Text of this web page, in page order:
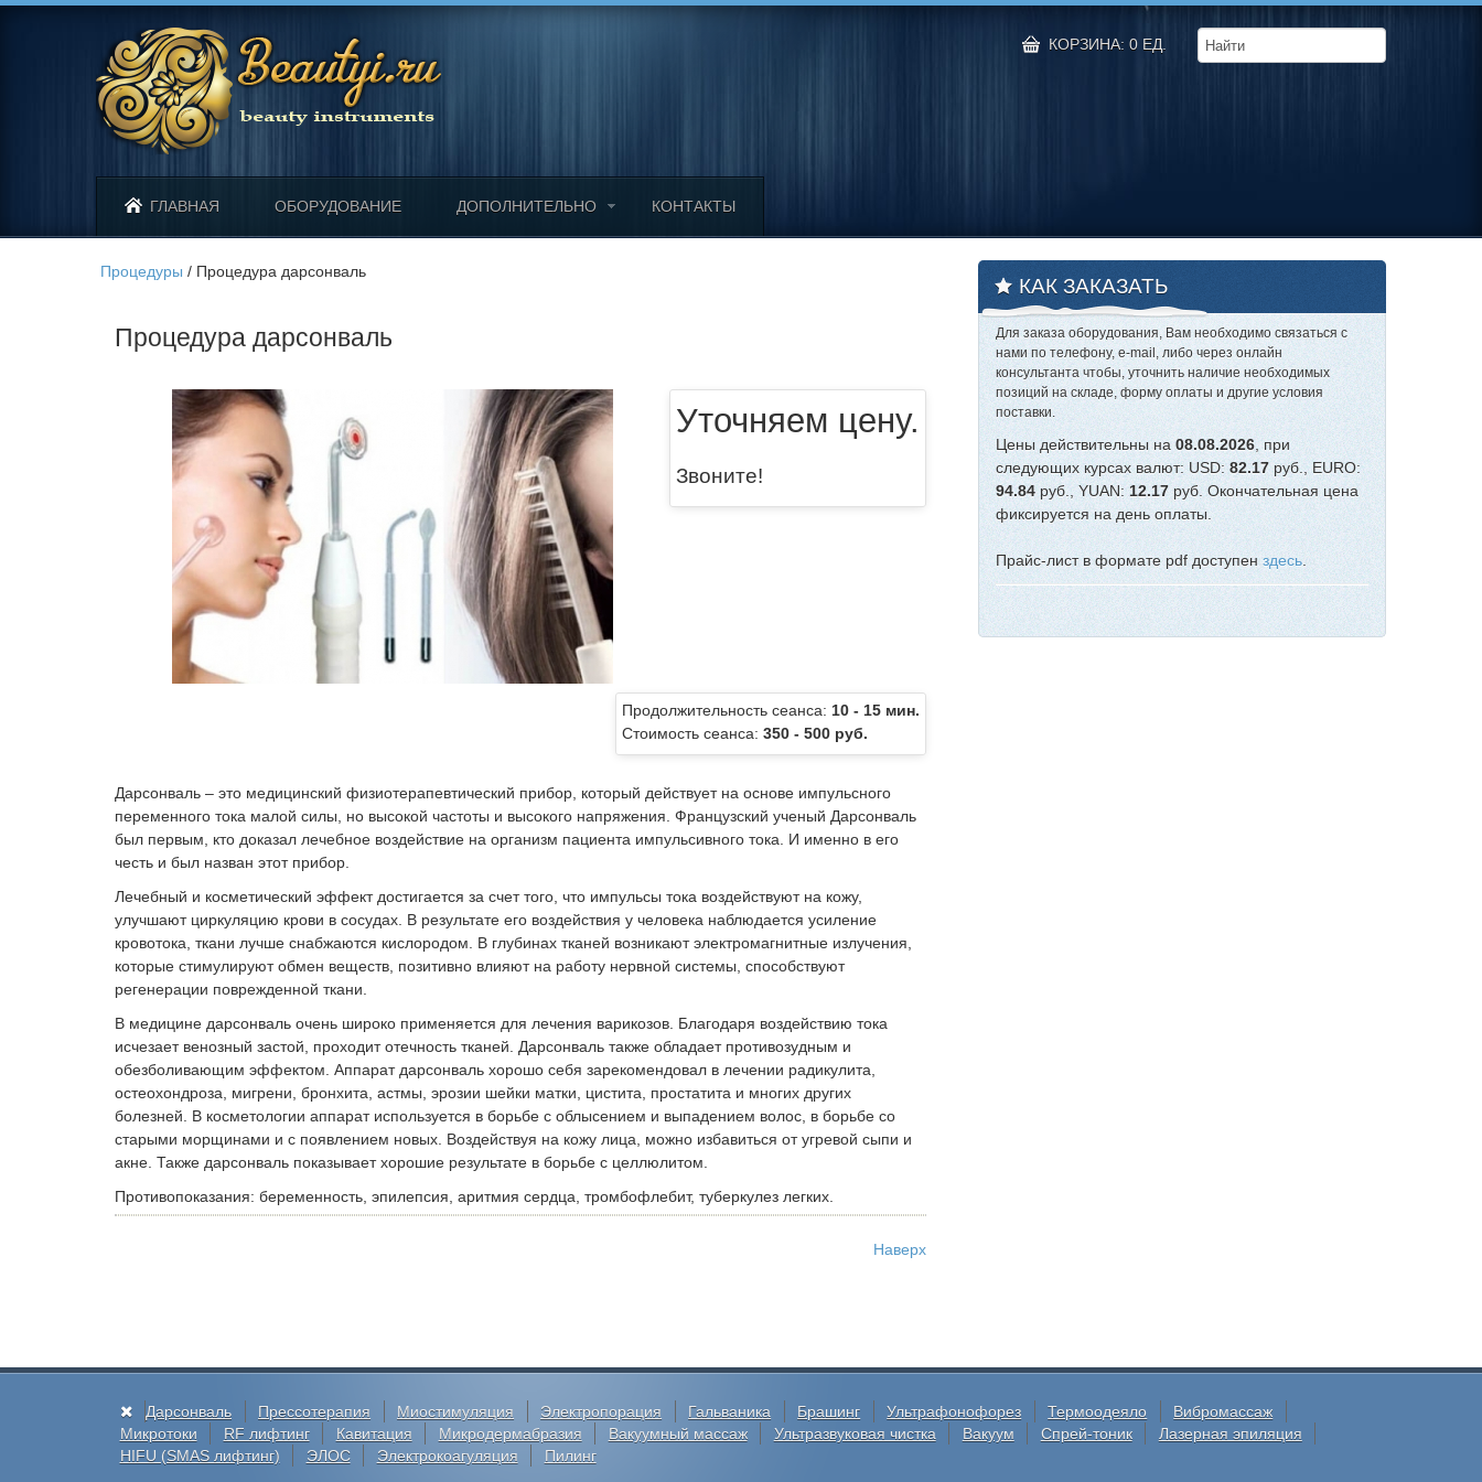
КОРЗИНА: 0 ЕД.
ГЛАВНАЯ ОБОРУДОВАНИЕ ДОПОЛНИТЕЛЬНО КОНТАКТЫ
Процедуры / Процедура дарсонваль
Процедура дарсонваль
Уточняем цену.
Звоните!
Продолжительность сеанса: 10 - 15 мин.
Стоимость сеанса: 350 - 500 руб.
Дарсонваль – это медицинский физиотерапевтический прибор, который действует на основе импульсного
переменного тока малой силы, но высокой частоты и высокого напряжения. Французский ученый Дарсонваль
был первым, кто доказал лечебное воздействие на организм пациента импульсивного тока. И именно в его
честь и был назван этот прибор.
Лечебный и косметический эффект достигается за счет того, что импульсы тока воздействуют на кожу,
улучшают циркуляцию крови в сосудах. В результате его воздействия у человека наблюдается усиление
кровотока, ткани лучше снабжаются кислородом. В глубинах тканей возникают электромагнитные излучения,
которые стимулируют обмен веществ, позитивно влияют на работу нервной системы, способствуют
регенерации поврежденной ткани.
В медицине дарсонваль очень широко применяется для лечения варикозов. Благодаря воздействию тока
исчезает венозный застой, проходит отечность тканей. Дарсонваль также обладает противозудным и
обезболивающим эффектом. Аппарат дарсонваль хорошо себя зарекомендовал в лечении радикулита,
остеохондроза, мигрени, бронхита, астмы, эрозии шейки матки, цистита, простатита и многих других
болезней. В косметологии аппарат используется в борьбе с облысением и выпадением волос, в борьбе со
старыми морщинами и с появлением новых. Воздействуя на кожу лица, можно избавиться от угревой сыпи и
акне. Также дарсонваль показывает хорошие результате в борьбе с целлюлитом.
Противопоказания: беременность, эпилепсия, аритмия сердца, тромбофлебит, туберкулез легких.
Наверх
КАК ЗАКАЗАТЬ
Для заказа оборудования, Вам необходимо связаться с
нами по телефону, e-mail, либо через онлайн
консультанта чтобы, уточнить наличие необходимых
позиций на складе, форму оплаты и другие условия
поставки.
Цены действительны на 08.08.2026 , при
следующих курсах валют: USD: 82.17руб., EURO:
94.84 руб., YUAN:12.17 руб. Окончательная цена
фиксируется на день оплаты.
Прайс-лист в формате pdf доступенздесь
Дарсонваль Прессотерапия Миостимуляция Электропорация Гальваника Брашинг Ультрафонофорез Термоодеяло
Вибромассаж
Микротоки
RF лифтинг Кавитация Микродермабразия Вакуумный массаж Ультразвуковая чистка Вакуум Спрей-тоник
Лазерная эпиляция
HIFU (SMAS лифтинг)
ЭЛОС Электрокоагуляция Пилинг